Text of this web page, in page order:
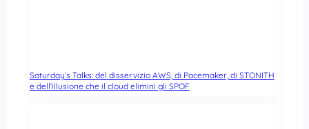
Saturday’s Talks: del disservizio AWS, di Pacemaker, di STONITH
e dell’illusione che il cloud elimini gli SPOF